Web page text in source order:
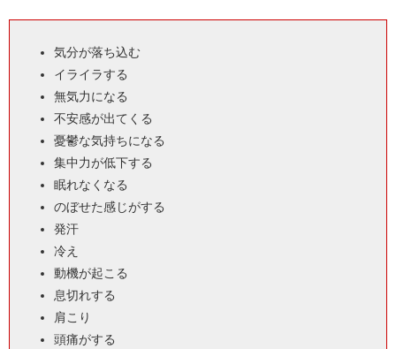
気分が落ち込む
イライラする
無気力になる
不安感が出てくる
憂鬱な気持ちになる
集中力が低下する
眠れなくなる
のぼせた感じがする
発汗
冷え
動機が起こる
息切れする
肩こり
頭痛がする